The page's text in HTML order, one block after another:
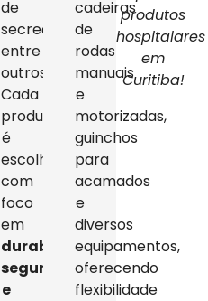
de
secreção,
entre
outros.
Cada
produto
é
escolhido
com
foco
em
durabilidade,
segurança
e
cadeiras
de
rodas
manuais
e
motorizadas,
guinchos
para
acamados
e
diversos
equipamentos,
oferecendo
flexibilidade
produtos
hospitalares
em
Curitiba!